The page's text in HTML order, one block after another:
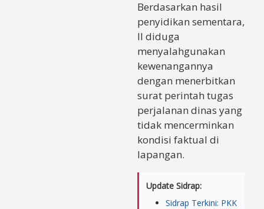
Berdasarkan hasil
penyidikan sementara,
II diduga
menyalahgunakan
kewenangannya
dengan menerbitkan
surat perintah tugas
perjalanan dinas yang
tidak mencerminkan
kondisi faktual di
lapangan.
Update Sidrap:
Sidrap Terkini: PKK